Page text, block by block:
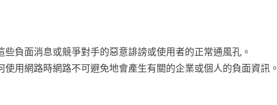
負面消息或競爭對手的惡意誹謗或使用者的正常通風孔。
用網路時網路不可避免地會產生有關的企業或個人的負面資訊。